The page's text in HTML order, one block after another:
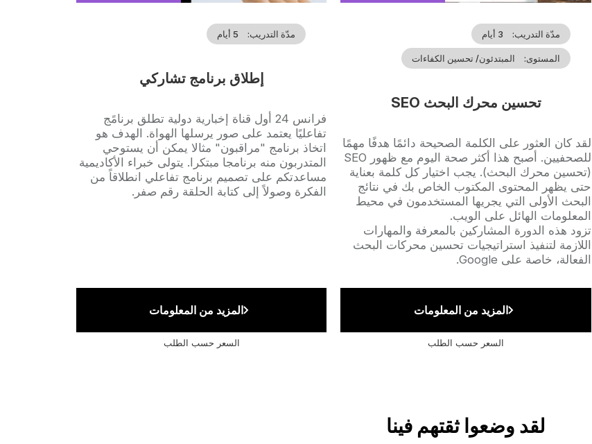
مدّة التدريب 3 أيام
المستوى المبتدئون/ تحسين الكفاءات
تحسين محرك البحث SEO
Accroche
لقد كان العثور على الكلمة الصحيحة دائمًا هدفًا مهمًا
للصحفيين. أصبح هذا أكثر صحة اليوم مع ظهور SEO
(تحسين محرك البحث). يجب اختيار كل كلمة بعناية
حتى يظهر المحتوى المكتوب الخاص بك في نتائج
البحث الأولى التي يجريها المستخدمون في محيط
المعلومات الهائل على الويب.
تزود هذه الدورة المشاركين بالمعرفة والمهارات
اللازمة لتنفيذ استراتيجيات تحسين محركات البحث
الفعالة، خاصة على Google.
المزيد من المعلومات
السعر حسب الطلب
مدّة التدريب 5 أيام
إطلاق برنامج تشاركي
Accrocheفرانس 24 أول قناة إخبارية دولية تطلق برنامًج
تفاعليًا يعتمد على صور يرسلها الهواة. الهدف هو
اتخاذ برنامج "مراقبون" مثالا يمكن أن يستوحي
المتدربون منه برنامجا مبتكرا. يتولى خبراء الأكاديمية
مساعدتكم على تصميم برنامج تفاعلي انطلاقاً من
الفكرة وصولاً إلى كتابة الحلقة رقم صفر.
المزيد من المعلومات
السعر حسب الطلب
لقد وضعوا ثقتهم فينا